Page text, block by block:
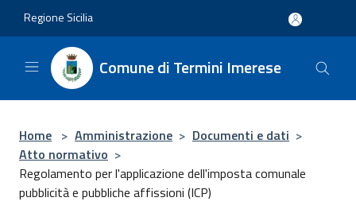
Regione Sicilia
Comune di Termini Imerese
Home > Amministrazione > Documenti e dati >
Atto normativo >
Regolamento per l'applicazione dell'imposta comunale
pubblicità e pubbliche affissioni (ICP)